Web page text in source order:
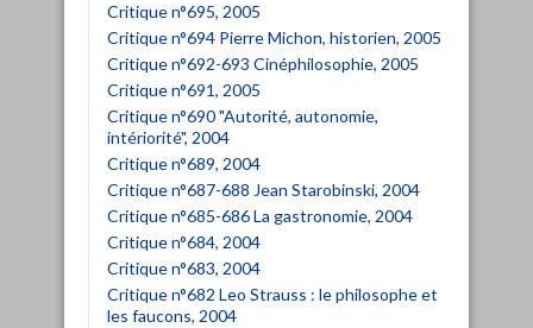
Critique n°695, 2005
Critique n°694 Pierre Michon, historien, 2005
Critique n°692-693 Cinéphilosophie, 2005
Critique n°691, 2005
Critique n°690 "Autorité, autonomie,
intériorité", 2004
Critique n°689, 2004
Critique n°687-688 Jean Starobinski, 2004
Critique n°685-686 La gastronomie, 2004
Critique n°684, 2004
Critique n°683, 2004
Critique n°682 Leo Strauss : le philosophe et
les faucons, 2004